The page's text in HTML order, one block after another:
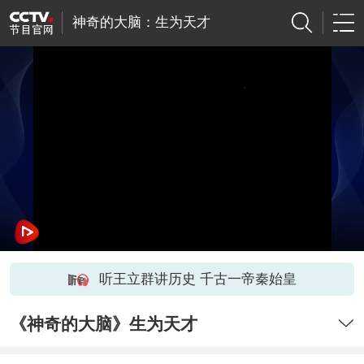
神奇的大脑：生为天才
听王立群讲历史 千古一帝秦始皇
《神奇的大脑》生为天才